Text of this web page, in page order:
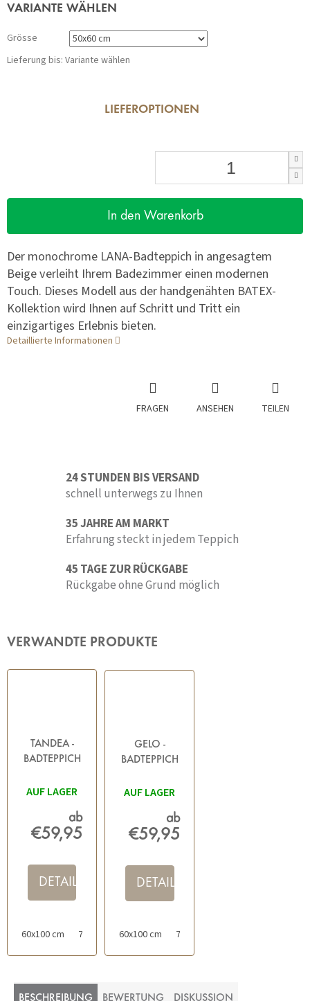
Verkaufspreis:
VARIANTE WÄHLEN
Grösse
Lieferung bis: Variante wählen
LIEFEROPTIONEN
In den Warenkorb
Der monochrome LANA-Badteppich in angesagtem
Beige verleiht Ihrem Badezimmer einen modernen
Touch. Dieses Modell aus der handgenähten BATEX-
Kollektion wird Ihnen auf Schritt und Tritt ein
einzigartiges Erlebnis bieten.
Detaillierte Informationen
FRAGEN ANSEHEN TEILEN
24 STUNDEN BIS VERSAND
schnell unterwegs zu Ihnen
35 JAHRE AM MARKT
Erfahrung steckt in jedem Teppich
45 TAGE ZUR RÜCKGABE
Rückgabe ohne Grund möglich
VERWANDTE PRODUKTE
TANDEA -
BADTEPPICH
AUF LAGER
ab
€59,95
DETAIL
60x100 cm 70x120 cm 50x60 cm mit Ausschnitt für die Toilette
GELO -
BADTEPPICH
AUF LAGER
ab
€59,95
DETAIL
60x100 cm 70x120 cm
BESCHREIBUNG BEWERTUNG DISKUSSION